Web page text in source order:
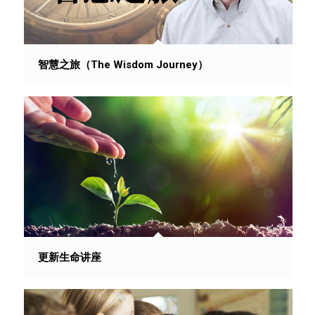
智慧之旅（The Wisdom Journey）
更新生命讲座